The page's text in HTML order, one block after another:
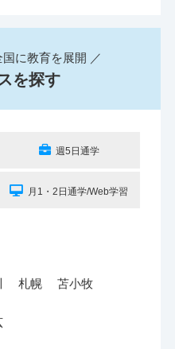
に教育を展開 ／
を探す
週5日通学
月1・2日通学/Web学習
札幌 苫小牧